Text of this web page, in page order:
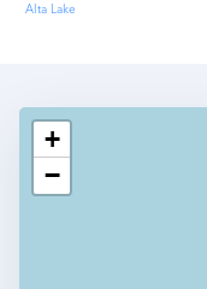
Alta Lake
+
−